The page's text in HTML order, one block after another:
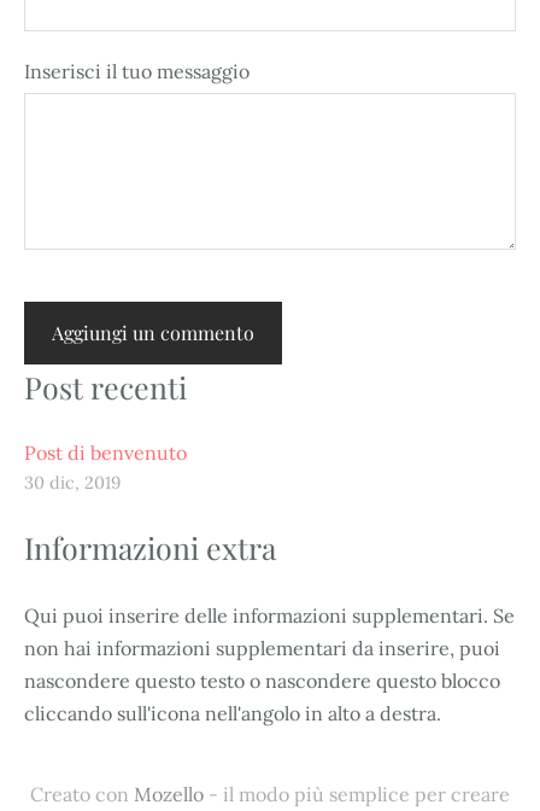
Post recenti
Post di benvenuto
30 dic, 2019
Informazioni extra
Qui puoi inserire delle informazioni supplementari. Se
non hai informazioni supplementari da inserire, puoi
nascondere questo testo o nascondere questo blocco
cliccando sull'icona nell'angolo in alto a destra.
Inserisci il tuo messaggio
Creato con Mozello - il modo più semplice per creare